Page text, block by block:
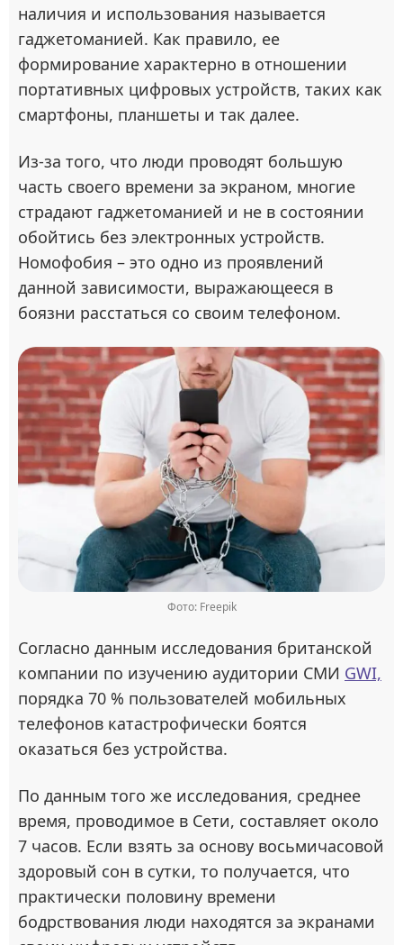
наличия и использования называется
гаджетоманией. Как правило, ее
формирование характерно в отношении
портативных цифровых устройств, таких как
смартфоны, планшеты и так далее.
Из-за того, что люди проводят большую
часть своего времени за экраном, многие
страдают гаджетоманией и не в состоянии
обойтись без электронных устройств.
Номофобия – это одно из проявлений
данной зависимости, выражающееся в
боязни расстаться со своим телефоном.
Фото: Freepik
Согласно данным исследования британской
компании по изучению аудитории СМИ GWI,
порядка 70 % пользователей мобильных
телефонов катастрофически боятся
оказаться без устройства.
По данным того же исследования, среднее
время, проводимое в Сети, составляет около
7 часов. Если взять за основу восьмичасовой
здоровый сон в сутки, то получается, что
практически половину времени
бодрствования люди находятся за экранами